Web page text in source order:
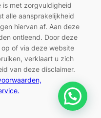
is met zorgvuldigheid
alle aansprakelijkheid
hiervan af. Aan deze
ontleend. Door deze
of via deze website
verklaart u zich
van deze disclaimer.